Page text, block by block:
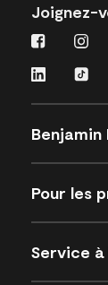
Joignez-
Benjamin
Pour les
Service